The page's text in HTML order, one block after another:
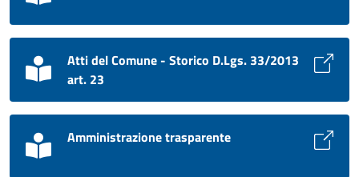
Atti del Comune - Storico D.Lgs. 33/2013
art. 23
Amministrazione trasparente